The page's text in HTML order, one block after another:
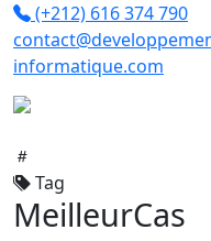
(+212) 616 374 790
informatique.com
Tag
MeilleurCas